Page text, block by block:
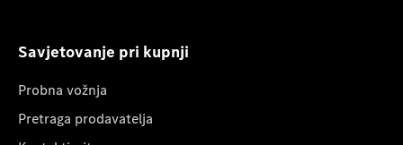
Savjetovanje pri kupnji
Probna vožnja
Pretraga prodavatelja